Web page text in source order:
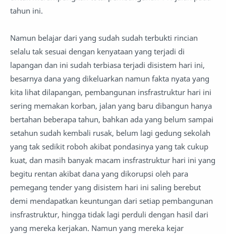
tahun ini.
Namun belajar dari yang sudah sudah terbukti rincian
selalu tak sesuai dengan kenyataan yang terjadi di
lapangan dan ini sudah terbiasa terjadi disistem hari ini,
besarnya dana yang dikeluarkan namun fakta nyata yang
kita lihat dilapangan, pembangunan insfrastruktur hari ini
sering memakan korban, jalan yang baru dibangun hanya
bertahan beberapa tahun, bahkan ada yang belum sampai
setahun sudah kembali rusak, belum lagi gedung sekolah
yang tak sedikit roboh akibat pondasinya yang tak cukup
kuat, dan masih banyak macam insfrastruktur hari ini yang
begitu rentan akibat dana yang dikorupsi oleh para
pemegang tender yang disistem hari ini saling berebut
demi mendapatkan keuntungan dari setiap pembangunan
insfrastruktur, hingga tidak lagi perduli dengan hasil dari
yang mereka kerjakan. Namun yang mereka kejar